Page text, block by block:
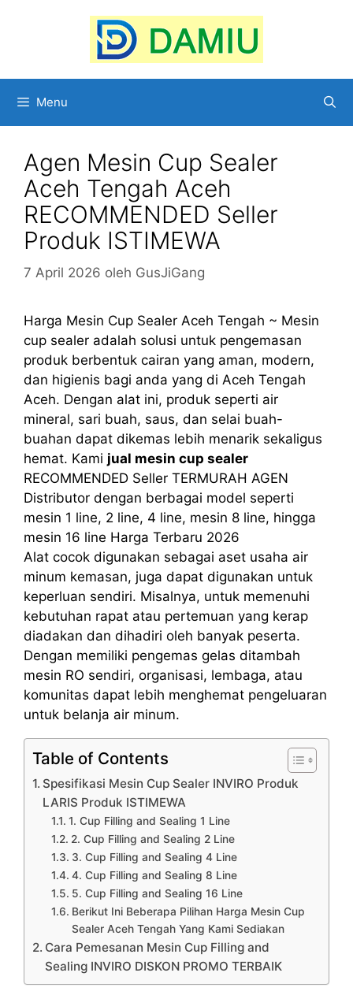
Menu
Agen Mesin Cup Sealer
Aceh Tengah Aceh
RECOMMENDED Seller
Produk ISTIMEWA
7 April 2026 oleh GusJiGang
Harga Mesin Cup Sealer Aceh Tengah ~ Mesin
cup sealer adalah solusi untuk pengemasan
produk berbentuk cairan yang aman, modern,
dan higienis bagi anda yang di Aceh Tengah
Aceh. Dengan alat ini, produk seperti air
mineral, sari buah, saus, dan selai buah-
buahan dapat dikemas lebih menarik sekaligus
hemat. Kami jual mesin cup sealer
RECOMMENDED Seller TERMURAH AGEN
Distributor dengan berbagai model seperti
mesin 1 line, 2 line, 4 line, mesin 8 line, hingga
mesin 16 line Harga Terbaru 2026
Alat cocok digunakan sebagai aset usaha air
minum kemasan, juga dapat digunakan untuk
keperluan sendiri. Misalnya, untuk memenuhi
kebutuhan rapat atau pertemuan yang kerap
diadakan dan dihadiri oleh banyak peserta.
Dengan memiliki pengemas gelas ditambah
mesin RO sendiri, organisasi, lembaga, atau
komunitas dapat lebih menghemat pengeluaran
untuk belanja air minum.
Table of Contents
Spesifikasi Mesin Cup Sealer INVIRO Produk
LARIS Produk ISTIMEWA
1. Cup Filling and Sealing 1 Line
2. Cup Filling and Sealing 2 Line
3. Cup Filling and Sealing 4 Line
4. Cup Filling and Sealing 8 Line
5. Cup Filling and Sealing 16 Line
Berikut Ini Beberapa Pilihan Harga Mesin Cup
Sealer Aceh Tengah Yang Kami Sediakan
Cara Pemesanan Mesin Cup Filling and
Sealing INVIRO DISKON PROMO TERBAIK